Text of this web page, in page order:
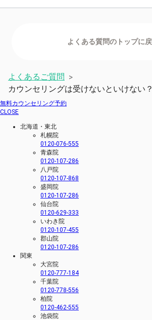
よくあるご質問 >
カウンセリングは受けないといけない？
無料カウンセリング予約
CLOSE
北海道・東北
札幌院
0120-076-555
青森院
0120-107-286
八戸院
0120-107-868
盛岡院
0120-107-286
仙台院
0120-629-333
いわき院
0120-107-455
郡山院
0120-107-286
関東
大宮院
0120-777-184
千葉院
0120-778-556
柏院
0120-462-555
池袋院